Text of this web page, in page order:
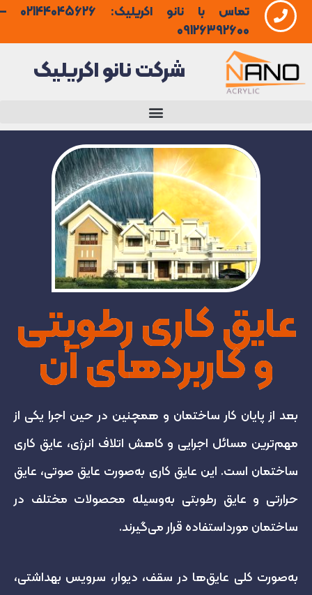
رفتن
به
محتوا
تماس با نانو اکریلیک: 02144045626 –
09126392600
شرکت نانو اکریلیک
عایق کاری رطوبتی
و کاربردهای آن
بعد از پایان کار ساختمان و همچنین در حین اجرا یکی از
مهم‌ترین مسائل اجرایی و کاهش اتلاف انرژی، عایق کاری
ساختمان است. این عایق کاری به‌صورت عایق صوتی، عایق
حرارتی و عایق رطوبتی به‌وسیله محصولات مختلف در
ساختمان مورداستفاده قرار می‌گیرند.
به‌صورت کلی عایق‌ها در سقف، دیوار، سرویس بهداشتی،